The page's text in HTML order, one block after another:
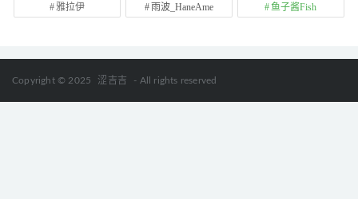
雅拉伊 雨波_HaneAme 鱼子酱Fish
Copyright © 2025 涩吉吉 - All rights reserved